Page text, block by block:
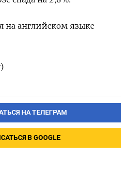
на английском языке
НА ТЕЛЕГРАМ
В GOOGLE